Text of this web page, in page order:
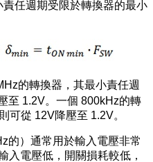
任週期受限於轉換器的最小
的轉換器，其最小責任週
至 1.2V。一個 800kHz的轉
可從 12V降壓至 1.2V。
的）通常用於輸入電壓非常
入電壓低，開關損耗較低，